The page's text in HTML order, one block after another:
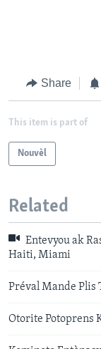
Share
This item is part of
Nouvèl
Related
Entevyou ak
Haiti, Miami
Préval Mande Plis
Otorite Potoprens